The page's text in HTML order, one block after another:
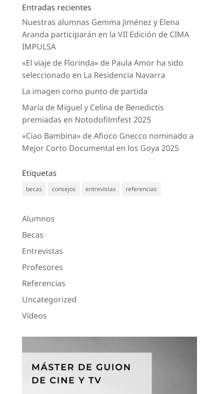
Entradas recientes
Nuestras alumnas Gemma Jiménez y Elena
Aranda participarán en la VII Edición de CIMA
IMPULSA
«El viaje de Florinda» de Paula Amor ha sido
seleccionado en La Residencia Navarra
La imagen como punto de partida
María de Miguel y Celina de Benedictis
premiadas en Notodofilmfest 2025
«Ciao Bambina» de Afioco Gnecco nominado a
Mejor Corto Documental en los Goya 2025
Etiquetas
becas consejos entrevistas referencias
Alumnos
Becas
Entrevistas
Profesores
Referencias
Uncategorized
Vídeos